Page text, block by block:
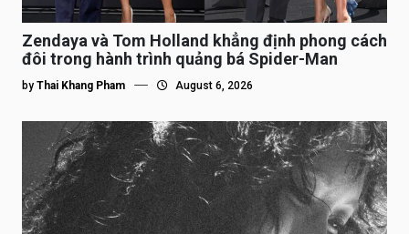
Zendaya và Tom Holland khẳng định phong cách
đôi trong hành trình quảng bá Spider-Man
by Thai Khang Pham August 6, 2026